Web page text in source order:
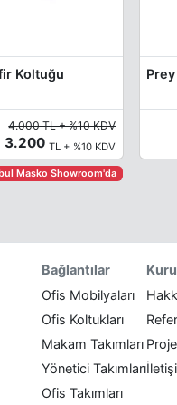
Koltuğu
4.000 TL + %10 KDV
3.200TL + %10 KDV
Masko Showroom'da
Bağlantılar
Ofis Mobilyaları
Ofis Koltukları
Makam Takımları
Yönetici Takımları
Ofis Takımları